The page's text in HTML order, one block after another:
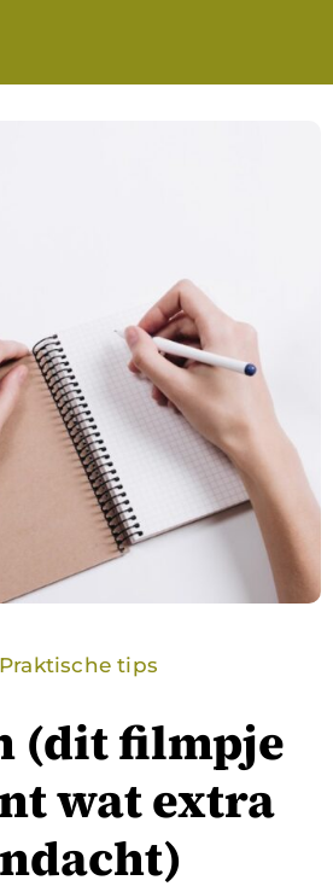
Praktische tips
(dit filmpje
wat extra